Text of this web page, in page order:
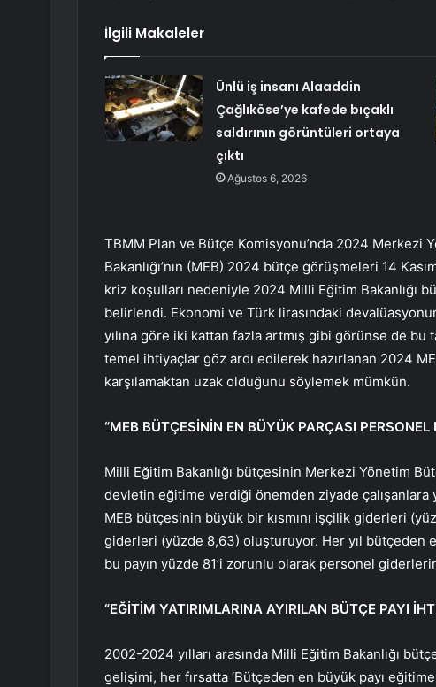
İlgili Makaleler
Ünlü iş insanı Alaaddin
Çağlıköse’ye kafede bıçaklı
saldırının görüntüleri ortaya
çıktı
Ağustos 6, 2026
TBMM Plan ve Bütçe Komisyonu’nda 2024
Bakanlığı’nın (MEB) 2024 bütçe görüşmeleri 14
kriz koşulları nedeniyle 2024 Milli Eğitim Bakanlığı
belirlendi. Ekonomi ve Türk lirasındaki
yılına göre iki kattan fazla artmış gibi görünse de bu
temel ihtiyaçlar göz ardı edilerek hazırlanan 2024
karşılamaktan uzak olduğunu söylemek mümkün.
“MEB BÜTÇESİNİN EN BÜYÜK PARÇASI
Milli Eğitim Bakanlığı bütçesinin Merkezi Yönetim
devletin eğitime verdiği önemden ziyade çalışanlara
MEB bütçesinin büyük bir kısmını işçilik giderleri
giderleri (yüzde 8,63) oluşturuyor. Her yıl bütçeden
bu payın yüzde 81’i zorunlu olarak personel
“EĞİTİM YATIRIMLARINA AYIRILAN BÜTÇE PAYI
2002-2024 yılları arasında Milli Eğitim Bakanlığı
gelişimi, her fırsatta ‘Bütçeden en büyük payı